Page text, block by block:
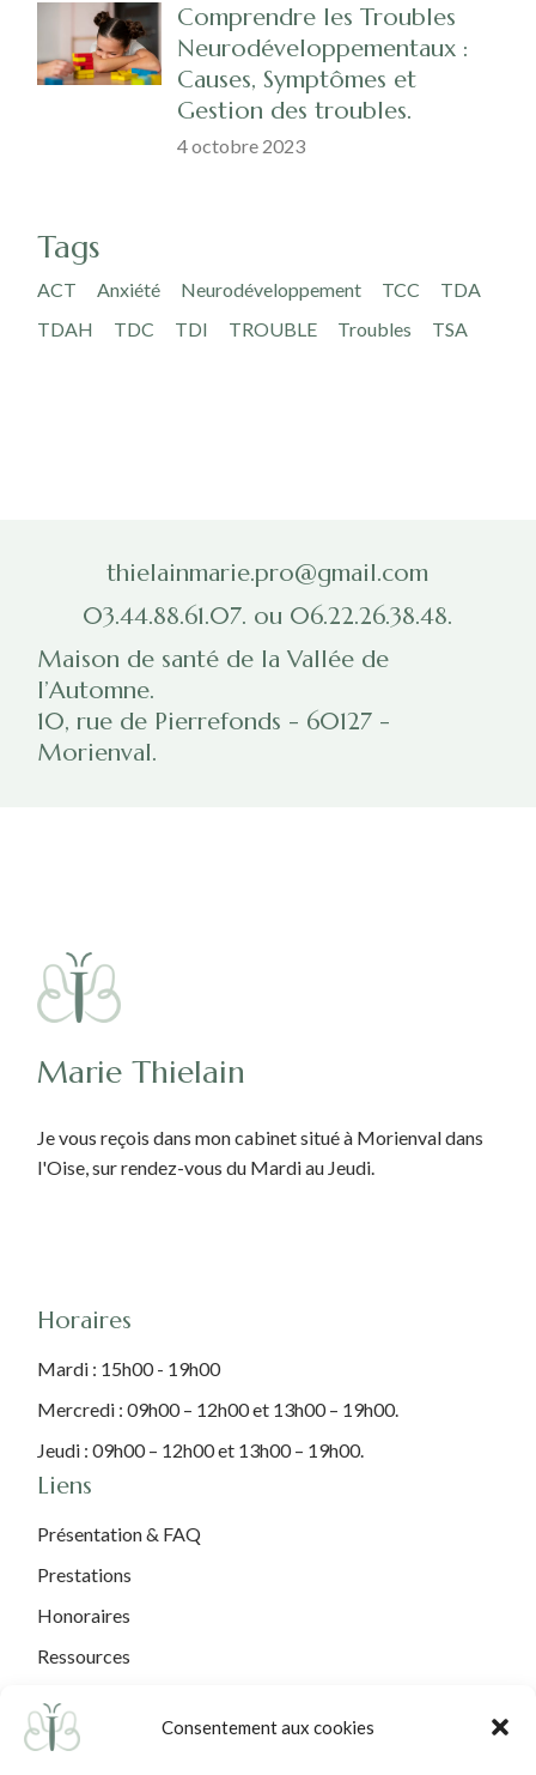
Consentement aux cookies
Comprendre les Troubles
Neurodéveloppementaux :
Causes, Symptômes et
Gestion des troubles.
4 octobre 2023
Tags
ACT Anxiété Neurodéveloppement TCC
TDA
TDAH
TDC TDI TROUBLE Troubles TSA
thielainmarie.pro@gmail.com
03.44.88.61.07. ou 06.22.26.38.48.
Maison de santé de la Vallée de
l’Automne.
10, rue de Pierrefonds - 60127 -
Morienval.
Marie Thielain
Je vous reçois dans mon cabinet situé à Morienval dans
l'Oise, sur rendez-vous du Mardi au Jeudi.
Horaires
Mardi : 15h00 - 19h00
Mercredi : 09h00 – 12h00 et 13h00 – 19h00.
Jeudi : 09h00 – 12h00 et 13h00 – 19h00.
Liens
Présentation & FAQ
Prestations
Honoraires
Ressources
Mentions légales